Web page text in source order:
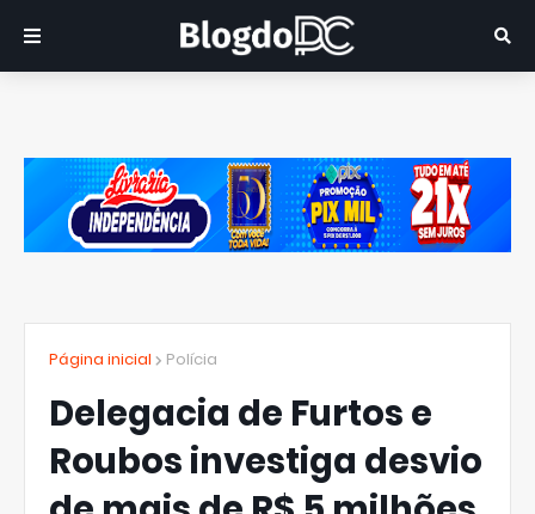
Página inicial Polícia
Delegacia de Furtos e
Roubos investiga desvio